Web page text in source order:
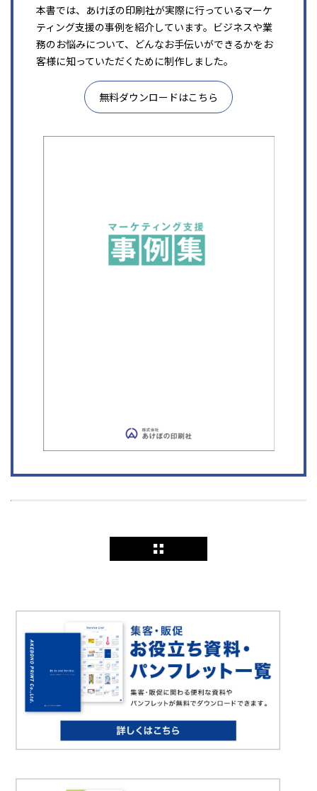
本書では、あけぼの印刷社が実際に行っているマーケ
ティング支援の事例を紹介しています。ビジネスや業
務のお悩みについて、どんなお手伝いができるかをお
客様に知っていただくために制作しました。
無料ダウンロードはこちら